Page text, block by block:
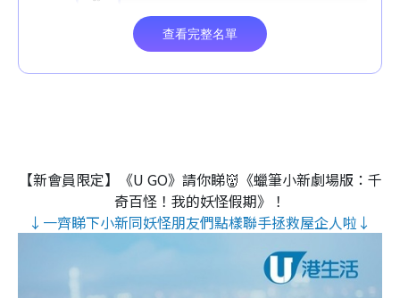
【新會員限定】《U GO》請你睇👹《蠟筆小新劇場版：千
奇百怪！我的妖怪假期》！
↓一齊睇下小新同妖怪朋友們點樣聯手拯救屋企人啦↓